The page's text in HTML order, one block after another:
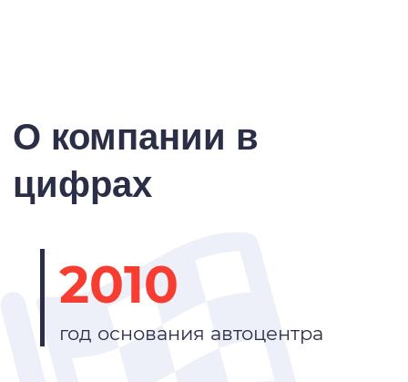
О компании в
цифрах
2010
год основания автоцентра